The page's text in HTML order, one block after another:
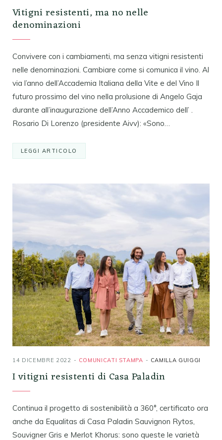
Vitigni resistenti, ma no nelle
denominazioni
Convivere con i cambiamenti, ma senza vitigni resistenti
nelle denominazioni. Cambiare come si comunica il vino. Al
via l’anno dell’Accademia Italiana della Vite e del Vino Il
futuro prossimo del vino nella prolusione di Angelo Gaja
durante all’inaugurazione dell’Anno Accademico dell’ .
Rosario Di Lorenzo (presidente Aivv): «Sono…
LEGGI ARTICOLO
14 DICEMBRE 2022 COMUNICATI STAMPA CAMILLA GUIGGI
I vitigni resistenti di Casa Paladin
Continua il progetto di sostenibilità a 360°, certificato ora
anche da Equalitas di Casa Paladin Sauvignon Rytos,
Souvigner Gris e Merlot Khorus: sono queste le varietà